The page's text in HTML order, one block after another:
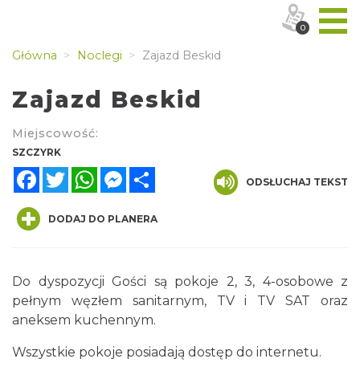
Główna Noclegi Zajazd Beskid
Zajazd Beskid
Miejscowość:
SZCZYRK
FacebookTwitterWhatsAppMessenger
ODSŁUCHAJ TEKST
DODAJ DO PLANERA
Do dyspozycji Gości są pokoje 2, 3, 4-osobowe z
pełnym węzłem sanitarnym, TV i TV SAT oraz
aneksem kuchennym.
Wszystkie pokoje posiadają dostęp do internetu.
0